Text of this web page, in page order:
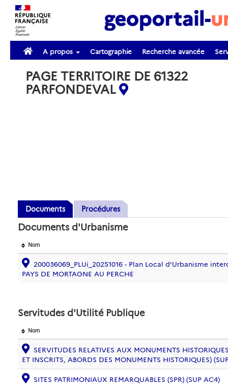
A propos Cartographie Recherche avancée
PAGE TERRITOIRE DE 61322
PARFONDEVAL
Documents Procédures
Documents d'Urbanisme
Nom
200036069_PLUi_20251016 - Plan Local d'Urbanisme
PAYS DE MORTAGNE AU PERCHE
Servitudes d'Utilité Publique
Nom
SERVITUDES RELATIVES AUX MONUMENTS
ET INSCRITS, ABORDS DES MONUMENTS HISTORIQUES)
SITES PATRIMONIAUX REMARQUABLES (SPR) (SUP AC4)